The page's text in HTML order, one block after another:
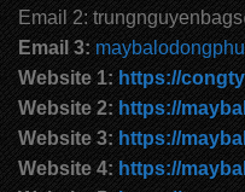
Email 2:
Email 3:
Website 1: https://
Website 2: https://
Website 3: https://
Website 4: https://